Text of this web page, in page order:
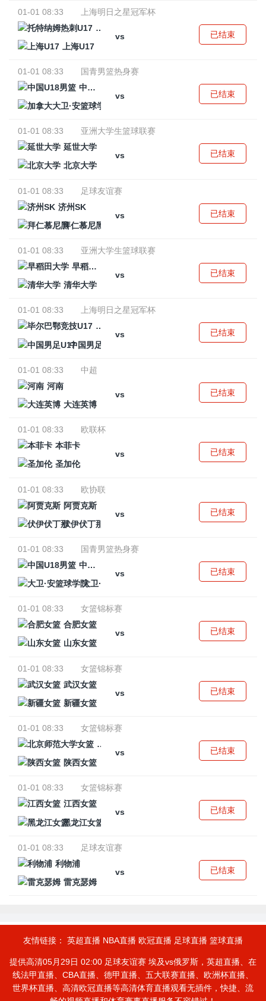
01-01 08:33
上海明日之星冠军杯
托特纳姆热刺U17
vs
上海U17
已结束
01-01 08:33
国青男篮热身赛
中国U18男篮
vs
已结束
01-01 08:33
亚洲大学生篮球联赛
延世大学
vs
北京大学
已结束
01-01 08:33
足球友谊赛
济州SK
vs
拜仁慕尼黑
已结束
01-01 08:33
亚洲大学生篮球联赛
早稻田大学
vs
清华大学
已结束
01-01 08:33
上海明日之星冠军杯
毕尔巴鄂竞技U17
vs
中国男足U17
已结束
01-01 08:33
中超
河南
vs
大连英博
已结束
01-01 08:33
欧联杯
本菲卡
vs
圣加伦
已结束
01-01 08:33
欧协联
阿贾克斯
vs
伏伊伏丁那
已结束
01-01 08:33
国青男篮热身赛
中国U18男篮
vs
大卫·安篮球学院
已结束
01-01 08:33
女篮锦标赛
合肥女篮
vs
山东女篮
已结束
01-01 08:33
女篮锦标赛
武汉女篮
vs
新疆女篮
已结束
01-01 08:33
女篮锦标赛
北京师范大学女篮
vs
陕西女篮
已结束
01-01 08:33
女篮锦标赛
江西女篮
vs
黑龙江女篮
已结束
01-01 08:33
足球友谊赛
利物浦
vs
雷克瑟姆
已结束
友情链接： 英超直播 NBA直播 欧冠直播 足球直播 篮球直播
提供高清05月29日 02:00 足球友谊赛 埃及vs俄罗斯，英超直播、在
线法甲直播、CBA直播、德甲直播、五大联赛直播、欧洲杯直播、
世界杯直播、高清欧冠直播等高清体育直播观看无插件，快捷、流